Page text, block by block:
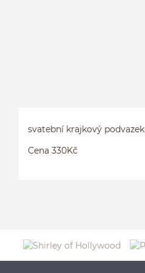
svatební krajkový podvazek
Cena 330Kč